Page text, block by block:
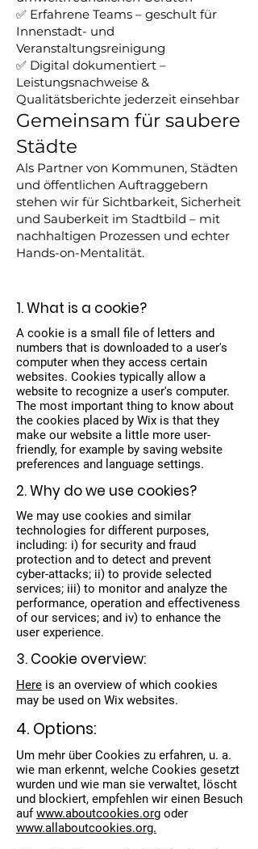
✅ Erfahrene Teams – geschult für
Innenstadt- und
Veranstaltungsreinigung
✅ Digital dokumentiert –
Leistungsnachweise &
Qualitätsberichte jederzeit einsehbar
Gemeinsam für saubere
Städte
Als Partner von Kommunen, Städten
und öffentlichen Auftraggebern
stehen wir für Sichtbarkeit, Sicherheit
und Sauberkeit im Stadtbild – mit
nachhaltigen Prozessen und echter
Hands-on-Mentalität.
1. What is a cookie?
A cookie is a small file of letters and
numbers that is downloaded to a user's
computer when they access certain
websites. Cookies typically allow a
website to recognize a user's computer.
The most important thing to know about
the cookies placed by Wix is that they
make our website a little more user-
friendly, for example by saving website
preferences and language settings.
2. Why do we use cookies?
We may use cookies and similar
technologies for different purposes,
including: i) for security and fraud
protection and to detect and prevent
cyber-attacks; ii) to provide selected
services; iii) to monitor and analyze the
performance, operation and effectiveness
of our services; and iv) to enhance the
user experience.
3. Cookie overview:
Here is an overview of which cookies
may be used on Wix websites.
4. Options:
Um mehr über Cookies zu erfahren, u. a.
wie man erkennt, welche Cookies gesetzt
wurden und wie man sie verwaltet, löscht
und blockiert, empfehlen wir einen Besuch
aufwww.aboutcookies.org oder
www.allaboutcookies.org.